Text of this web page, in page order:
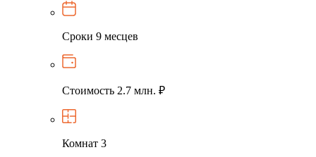
Сроки 9 месцев
Стоимость 2.7 млн. ₽
Комнат 3